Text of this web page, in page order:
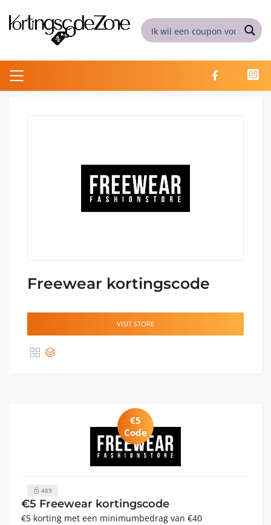
Freewear kortingscode
VISIT STORE
€5
Code
489
€5 Freewear kortingscode
€5 korting met een minimumbedrag van €40